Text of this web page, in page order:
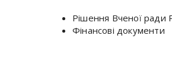
Рішення Вченої ради
Фінансові документи